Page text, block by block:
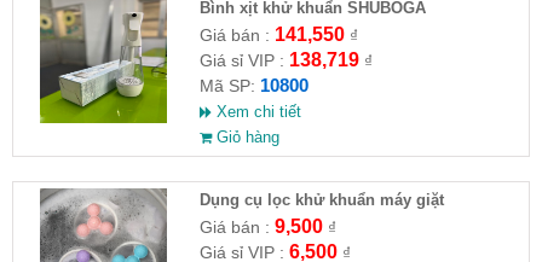
Bình xịt khử khuẩn SHUBOGA
Giá bán : 141,550₫
Giá sỉ VIP : 138,719₫
Mã SP: 10800
Xem chi tiết
Giỏ hàng
Dụng cụ lọc khử khuẩn máy giặt
Giá bán : 9,500₫
Giá sỉ VIP : 6,500₫